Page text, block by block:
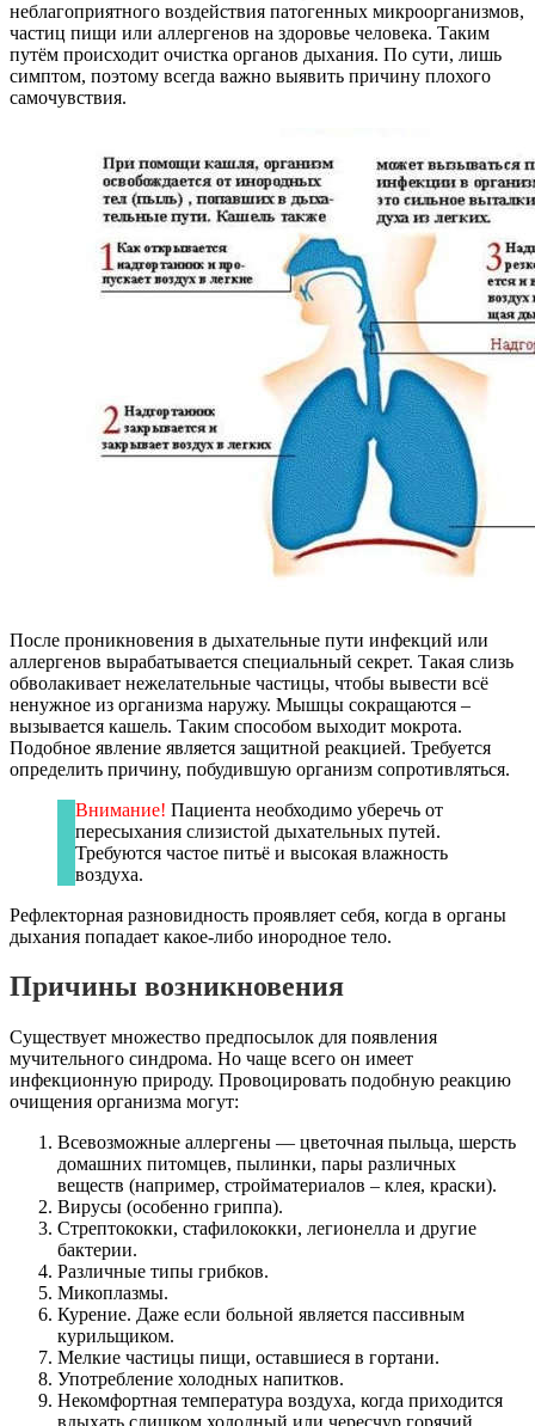
неблагоприятного воздействия патогенных микроорганизмов,
частиц пищи или аллергенов на здоровье человека. Таким
путём происходит очистка органов дыхания. По сути, лишь
симптом, поэтому всегда важно выявить причину плохого
самочувствия.
После проникновения в дыхательные пути инфекций или
аллергенов вырабатывается специальный секрет. Такая слизь
обволакивает нежелательные частицы, чтобы вывести всё
ненужное из организма наружу. Мышцы сокращаются –
вызывается кашель. Таким способом выходит мокрота.
Подобное явление является защитной реакцией. Требуется
определить причину, побудившую организм сопротивляться.
Внимание! Пациента необходимо уберечь от
пересыхания слизистой дыхательных путей.
Требуются частое питьё и высокая влажность
воздуха.
Рефлекторная разновидность проявляет себя, когда в органы
дыхания попадает какое-либо инородное тело.
Причины возникновения
Существует множество предпосылок для появления
мучительного синдрома. Но чаще всего он имеет
инфекционную природу. Провоцировать подобную реакцию
очищения организма могут:
Всевозможные аллергены — цветочная пыльца, шерсть
домашних питомцев, пылинки, пары различных
веществ (например, стройматериалов – клея, краски).
Вирусы (особенно гриппа).
Стрептококки, стафилококки, легионелла и другие
бактерии.
Различные типы грибков.
Микоплазмы.
Курение. Даже если больной является пассивным
курильщиком.
Мелкие частицы пищи, оставшиеся в гортани.
Употребление холодных напитков.
Некомфортная температура воздуха, когда приходится